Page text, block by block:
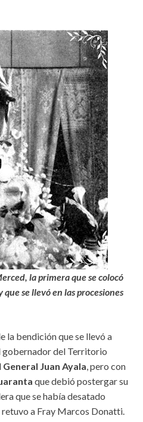
la primera que se colocó
se llevó en las procesiones
la bendición que se llevó a
gobernador del Territorio
General Juan Ayala, pero con
que debió postergar su
que se había desatado
retuvo a Fray Marcos Donatti.